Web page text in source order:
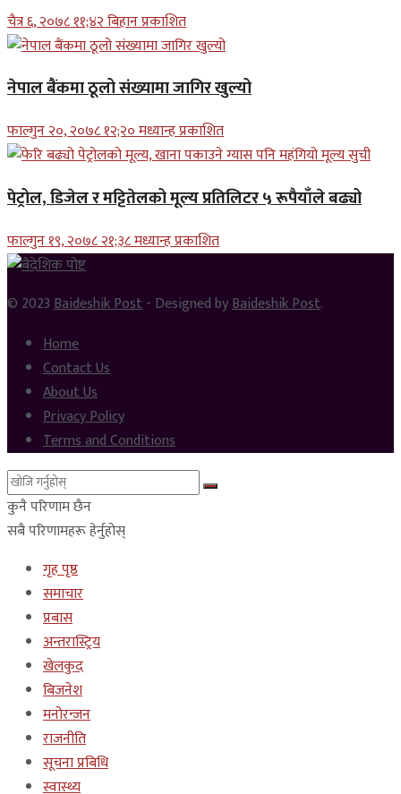
चैत्र ६, २०७८ ११;४२ बिहान प्रकाशित
नेपाल बैंकमा ठूलो संख्यामा जागिर खुल्यो
फाल्गुन २०, २०७८ १२;२० मध्यान्ह प्रकाशित
पेट्रोल, डिजेल र मट्टितेलको मूल्य प्रतिलिटर ५ रूपैयाँले बढ्यो
फाल्गुन १९, २०७८ २१;३८ मध्यान्ह प्रकाशित
© 2023Baideshik Post- Designed byBaideshik Post.
Home
Contact Us
About Us
Privacy Policy
Terms and Conditions
कुनै परिणाम छैन
सबै परिणामहरू हेर्नुहोस्
गृह पृष्ठ
समाचार
प्रबास
अन्तरास्ट्रिय
खेलकुद
बिजनेश
मनोरन्जन
राजनीति
सूचना प्रबिधि
स्वास्थ्य